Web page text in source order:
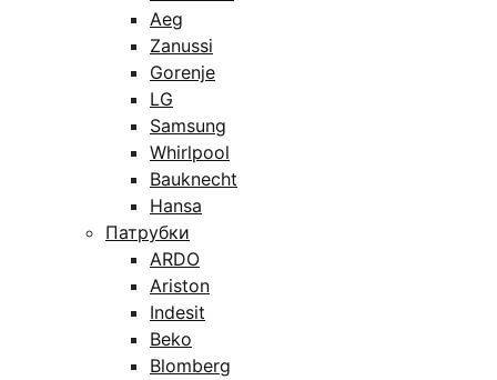
Aeg
Zanussi
Gorenje
LG
Samsung
Whirlpool
Bauknecht
Hansa
Патрубки
ARDO
Ariston
Indesit
Beko
Blomberg